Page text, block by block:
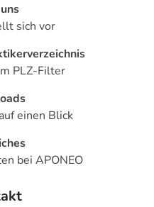
sich vor
PLZ-Filter
einen Blick
bei APONEO